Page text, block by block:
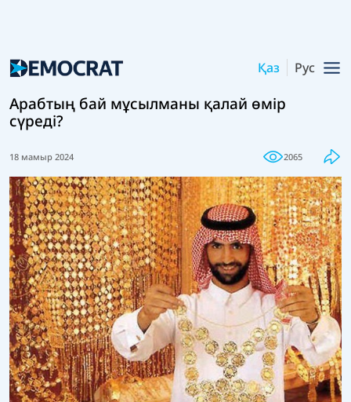
Қаз Рус
Арабтың бай мұсылманы қалай өмір
сүреді?
18 мамыр 2024 2065